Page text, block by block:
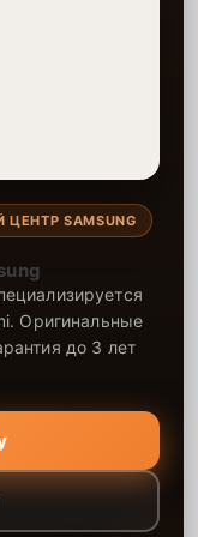
на
по телефону
удобное
улица
безопасность
клиентов, в
Российской
SAMSUNG
Оригинальные
до 3 лет